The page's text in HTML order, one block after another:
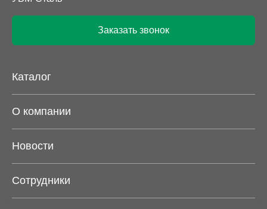
Заказать звонок
Каталог
О компании
Новости
Сотрудники